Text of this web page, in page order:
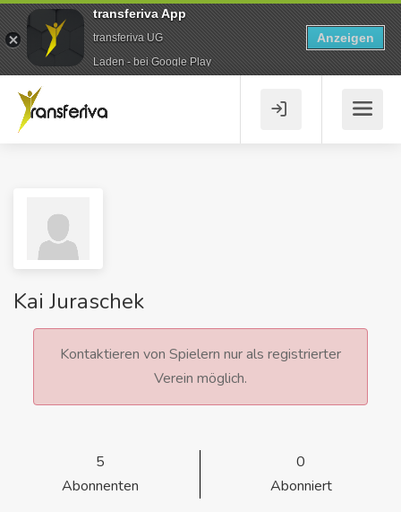
Kai Juraschek
Kontaktieren von Spielern nur als registrierter
Verein möglich.
5
Abonnenten
0
Abonniert
transferiva App
transferiva UG
Laden - bei Google Play
Anzeigen